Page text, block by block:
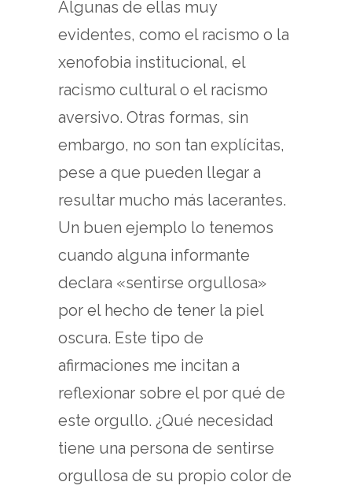
Algunas de ellas muy
evidentes, como el racismo o la
xenofobia institucional, el
racismo cultural o el racismo
aversivo. Otras formas, sin
embargo, no son tan explícitas,
pese a que pueden llegar a
resultar mucho más lacerantes.
Un buen ejemplo lo tenemos
cuando alguna informante
declara «sentirse orgullosa»
por el hecho de tener la piel
oscura. Este tipo de
afirmaciones me incitan a
reflexionar sobre el por qué de
este orgullo. ¿Qué necesidad
tiene una persona de sentirse
orgullosa de su propio color de